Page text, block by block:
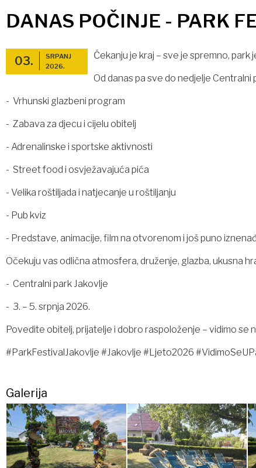
DANAS POČINJE - PARK
03.
SRPANJ
2026.
Čekanju je kraj – sve je spremno,
Od danas pa sve do nedjelje
- Vrhunski glazbeni program
- Zabava za djecu i cijelu obitelj
- Adrenalinske i sportske aktivnosti
- Street food i osvježavajuća pića
- Velika roštiljada i natjecanje u roštiljanju
- Pub kviz
- Predstave, animacije, film na otvorenom i još puno
Očekuju vas odlična atmosfera, druženje, glazba, ukusna
- Centralni park Jakovlje
- 3. – 5. srpnja 2026.
Povedite obitelj, prijatelje i dobro raspoloženje – vidimo se
#ParkFestivalJakovlje #Jakovlje #Ljeto2026
Galerija